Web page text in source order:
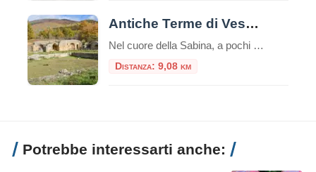
Antiche Terme di Vespasiano a Cittaducale
Nel cuore della Sabina, a pochi chilometri da Cittaducale in provincia di Rieti, si celano i resti di un passato glorioso: le Antiche Terme di Vespasiano. Questo suggestivo sito archeologico, immerso in un paesaggio che conserva ancora il fascino dell’antica campagna romana, testimonia la profonda connessione tra l’Impero Romano e le benefiche acque sorgive del […]
Distanza: 9,08 km
Potrebbe interessarti anche: